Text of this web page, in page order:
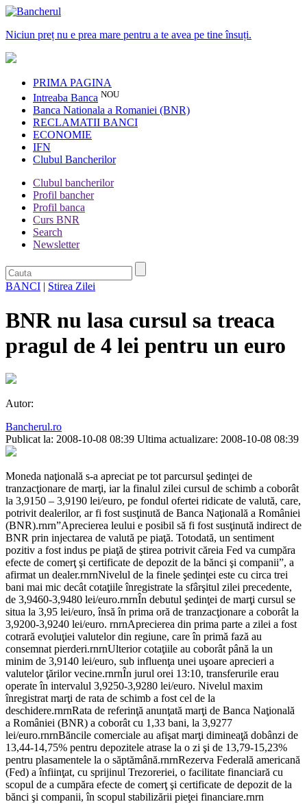
Niciun preț nu e prea mare pentru a te avea pe tine însuți.
PRIMA PAGINA
Intreaba Banca NOU
Banca Nationala a Romaniei (BNR)
RECLAMATII BANCI
ECONOMIE
IFN
Clubul Bancherilor
Clubul bancherilor
Profil bancher
Profil banca
Curs BNR
Search
Newsletter
BANCI | Stirea Zilei
BNR nu lasa cursul sa treaca
pragul de 4 lei pentru un euro
Autor:
Bancherul.ro
Publicat la: 2008-10-08 08:39 Ultima actualizare: 2008-10-08 08:39
Moneda naţională s-a apreciat pe tot parcursul şedinţei de
tranzacţionare de marţi, iar la finalul zilei cursul de schimb a coborât
la 3,9150 – 3,9190 lei/euro, pe fondul ofertei ridicate de valută, care,
potrivit dealerilor, ar fi fost susţinută de Banca Naţională a României
(BNR).rnrn”Aprecierea leului e posibil să fi fost susţinută indirect de
BNR prin injectarea de valută pe piaţă. Totodată, un sentiment
pozitiv a fost indus pe piaţă de ştirea potrivit căreia Fed va cumpăra
efecte de comerţ şi certificate de depozit de la bănci şi companii”, a
afirmat un dealer.rnrnNivelul de la finele şedinţei este cu circa trei
bani mai mic decât cotaţiile înregistrate la sfârşitul zilei precedente,
de 3,9460-3,9480 lei/euro.rnrnÎn debutul şedinţei de marţi cursul se
situa la 3,95 lei/euro, însă în prima oră de tranzacţionare a coborât la
3,9200-3,9240 lei/euro. rnrnAprecierea din prima parte a zilei a fost
cotrară evoluţiei valutelor din regiune, care în primă fază au
consemnat pierderi.rnrnUlterior cotaţiile au coborât până la un
minim de 3,9140 lei/euro, sub influenţa unei uşoare aprecieri a
valutelor ţărilor vecine.rnrnÎn jurul orei 13:10, transferurile erau
operate în intervalul 3,9250-3,9280 lei/euro. Nivelul maxim
înregistrat marţi de rata de schimb a fost cel de la
deschidere.rnrnRata de referinţă anunţată marţi de Banca Naţională
a României (BNR) a coborât cu 1,33 bani, la 3,9277
lei/euro.rnrnBăncile comerciale au afişat marţi dimineaţă dobânzi de
13,44-14,75% pentru depozitele atrase la o zi şi de 13,79-15,23%
pentru plasamentele la o săptămână.rnrnRezerva Federală americană
(Fed) a înfiinţat, cu sprijinul Trezoreriei, o facilitate financiară cu
scopul de a cumpăra efecte de comerţ şi certificate de depozit de la
bănci şi companii, în scopul stabilizării pieţei financiare.rnrn